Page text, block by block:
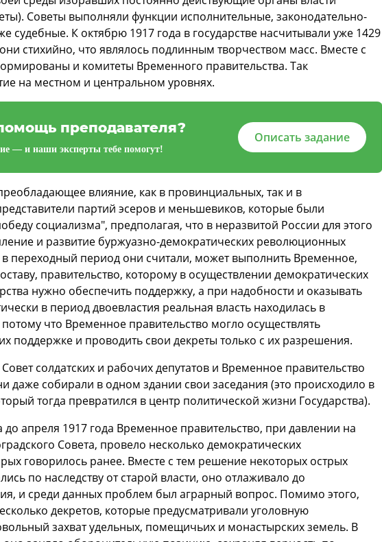
Советы выполняли функции исполнительные, законодательно-
судебные. К октябрю 1917 года в государстве насчитывали уже 1429
стихийно, что являлось подлинным творчеством масс. Вместе с
и комитеты Временного правительства. Так
на местном и центральном уровнях.
преподавателя?
— и наши эксперты тебе помогут!
Описать задание
влияние, как в провинциальных, так и в
партий эсеров и меньшевиков, которые были
социализма", предполагая, что в неразвитой России для этого
и развитие буржуазно-демократических революционных
переходный период они считали, может выполнить Временное,
правительство, которому в осуществлении демократических
нужно обеспечить поддержку, а при надобности и оказывать
в период двоевластия реальная власть находилась в
что Временное правительство могло осуществлять
поддержке и проводить свои декреты только с их разрешения.
солдатских и рабочих депутатов и Временное правительство
даже собирали в одном здании свои заседания (это происходило в
тогда превратился в центр политической жизни Государства).
апреля 1917 года Временное правительство, при давлении на
Совета, провело несколько демократических
говорилось ранее. Вместе с тем решение некоторых острых
по наследству от старой власти, оно отлаживало до
и среди данных проблем был аграрный вопрос. Помимо этого,
декретов, которые предусматривали уголовную
захват удельных, помещичьих и монастырских земель. В